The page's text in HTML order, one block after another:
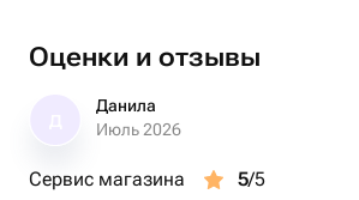
Оценки и отзывы
Данила
Июль 2026
Сервис магазина 5/5